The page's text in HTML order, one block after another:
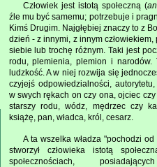
Człowiek jest istotą społeczną (
źle mu być samemu; potrzebuje i
Kimś Drugim. Najgłębiej znaczy to z
dzień - z innymi, z innym
siebie lub trochę różnym. Taki jest
rodu, plemienia, plemion i narodów.
ludzkość. A w niej rozwija się
czyjejś odpowiedzialności, autorytetu,
w swych rękach on czy ona, ojciec
starszy rodu, wódz, mędrzec czy
książę, pan, władca, król, cesarz.
A ta wszelka władza "pochodzi
stworzył człowieka istotą
społecznościach,